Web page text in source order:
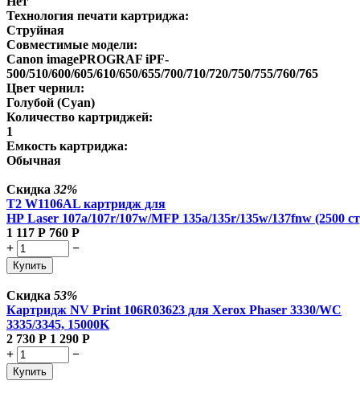
Технология печати картриджа:
Струйная
Совместимые модели:
Canon imagePROGRAF iPF-
500/510/600/605/610/650/655/700/710/720/750/755/760/765
Цвет чернил:
Голубой (Cyan)
Количество картриджей:
1
Емкость картриджа:
Обычная
Скидка 32%
T2 W1106AL картридж для
HP Laser 107a/107r/107w/MFP 135a/135r/135w/137fnw (2500
1 117 Р 760 Р
+
−
Купить
Скидка 53%
Картридж NV Print 106R03623 для Xerox Phaser 3330/WC
3335/3345, 15000K
2 730 Р 1 290 Р
+
−
Купить